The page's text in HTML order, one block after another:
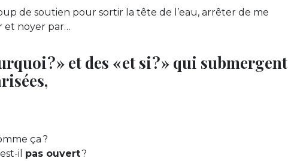
de soutien pour sortir la tête de l’eau, arrêter de me
et noyer par…
? » et des « et si ? » qui submergent
ça ?
il pas ouvert?